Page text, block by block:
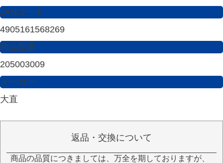
JANコード
4905161568269
商品型番
205003009
メーカー
大直
返品・交換について
商品の品質につきましては、万全を期しておりますが、